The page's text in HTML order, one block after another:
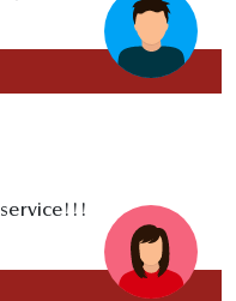
service!!!